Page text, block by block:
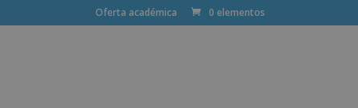
Oferta académica 0 elementos